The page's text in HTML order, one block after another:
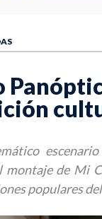
montaje de Mi
populares